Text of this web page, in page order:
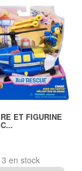
ET FIGURINE
en stock